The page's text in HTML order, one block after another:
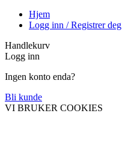
Hjem
Logg inn / Registrer deg
Handlekurv
Logg inn
Ingen konto enda?
Bli kunde
VI BRUKER COOKIES